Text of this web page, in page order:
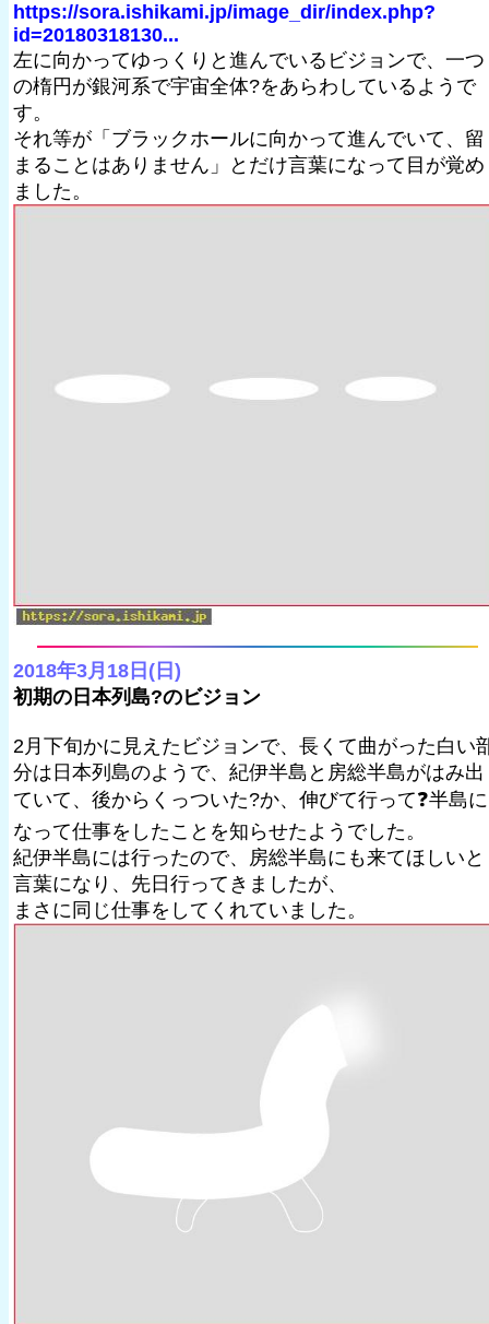
https://sora.ishikami.jp/image_dir/index.php?
id=20180318130...
左に向かってゆっくりと進んでいるビジョンで、一つ
の楕円が銀河系で宇宙全体?をあらわしているようで
す。
それ等が「ブラックホールに向かって進んでいて、留
まることはありません」とだけ言葉になって目が覚め
ました。
2018年3月18日(日)
初期の日本列島?のビジョン
2月下旬かに見えたビジョンで、長くて曲がった白い
分は日本列島のようで、紀伊半島と房総半島がはみ出
ていて、後からくっついた?か、伸びて行って❓半島に
なって仕事をしたことを知らせたようでした。
紀伊半島には行ったので、房総半島にも来てほしいと
言葉になり、先日行ってきましたが、
まさに同じ仕事をしてくれていました。